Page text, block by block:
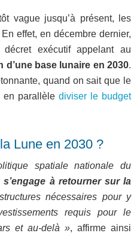
vague jusqu’à présent, les
effet, en décembre dernier,
exécutif appelant au
d’une base lunaire en 2030.
quand on sait que le
en parallèle diviser le budget
Lune en 2030 ?
spatiale nationale du
s’engage à retourner sur la
nécessaires pour y
requis pour le
et au-delà », affirme ainsi